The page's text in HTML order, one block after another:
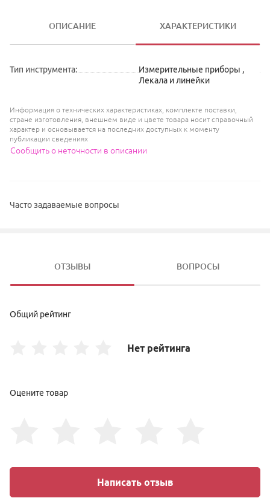
ОПИСАНИЕ ХАРАКТЕРИСТИКИ
Тип инструмента: Измерительные приборы ,
Лекала и линейки
Информация о технических характеристиках, комплекте поставки,
стране изготовления, внешнем виде и цвете товара носит справочный
характер и основывается на последних доступных к моменту
публикации сведениях
Сообщить о неточности в описании
Часто задаваемые вопросы
ОТЗЫВЫ ВОПРОСЫ
Общий рейтинг
Нет рейтинга
Оцените товар
Написать отзыв